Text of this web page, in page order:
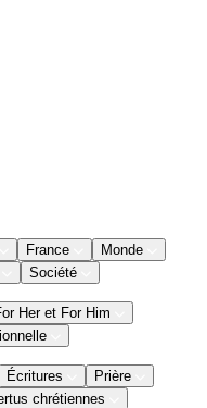
France
Monde
Société
Her et For Him
Écritures
Prière
chrétiennes